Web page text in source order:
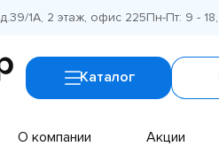
1А, 2 этаж, офис 225Пн-Пт: 9 -
Каталог
О компании Акции